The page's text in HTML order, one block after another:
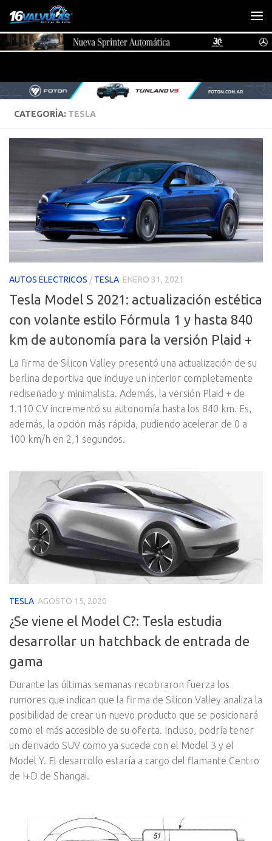
Saltar al contenido
CATEGORÍA: TESLA
AUTOS ELECTRICOS /TESLA ENERO 31, 2021
Tesla Model S 2021: actualización estética
con volante estilo Fórmula 1 y hasta 840
km de autonomía para la versión Plaid +
La firma de Silicon Valley presentó una actualización de su
berlina deportiva que incluye un interior completamente
rediseñado y minimalista. Además, la versión Plaid + de
1.110 CV incrementó su autonomía hasta los 840 km. Es,
además, la opción más rápida, pudiendo acelerar de 0 a
100 km/h en 2,1 segundos.
TESLA AGOSTO 15, 2020
¿Se viene el Model C?: Tesla estudia
desarrollar un hatchback de entrada de
gama
Durante las últimas semanas recobraron fuerza los
rumores que indican que la firma de Silicon Valley analiza la
posibilidad de crear un nuevo producto que se posicionará
como el más accesible de su oferta. Incluso, podría tener
un derivado SUV como ya sucede con el Model 3 y el
Model Y. El desarrollo estaría a cargo del flamante Centro
de I+D de Shangai.